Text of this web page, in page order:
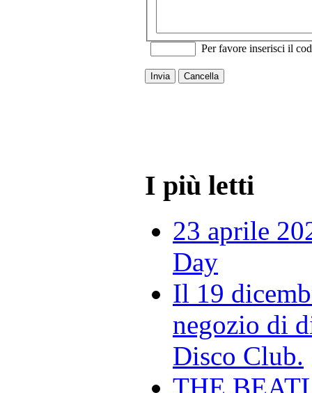
Per favore inserisci il
Invia Cancella
I più letti
23 aprile
Day
Il 19
negozio di
Disco Club.
THE